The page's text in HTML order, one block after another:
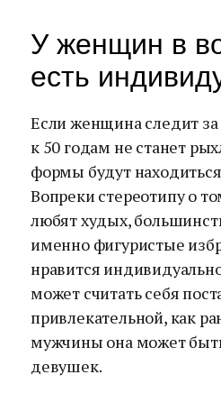
У женщин в
есть
Если женщина следит за
к 50 годам не станет
формы будут
Вопреки стереотипу о
любят худых,
именно фигуристые
нравится
может считать себя
привлекательной, как
мужчины она может
девушек.